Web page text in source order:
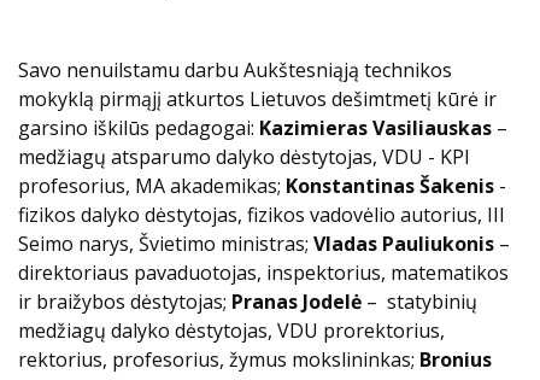
Savo nenuilstamu darbu Aukštesniąją technikos
mokyklą pirmąjį atkurtos Lietuvos dešimtmetį kūrė ir
garsino iškilūs pedagogai: Kazimieras Vasiliauskas –
medžiagų atsparumo dalyko dėstytojas, VDU - KPI
profesorius, MA akademikas; Konstantinas Šakenis -
fizikos dalyko dėstytojas, fizikos vadovėlio autorius, III
Seimo narys, Švietimo ministras; Vladas Pauliukonis –
direktoriaus pavaduotojas, inspektorius, matematikos
ir braižybos dėstytojas; Pranas Jodelė – statybinių
medžiagų dalyko dėstytojas, VDU prorektorius,
rektorius, profesorius, žymus mokslininkas; Bronius